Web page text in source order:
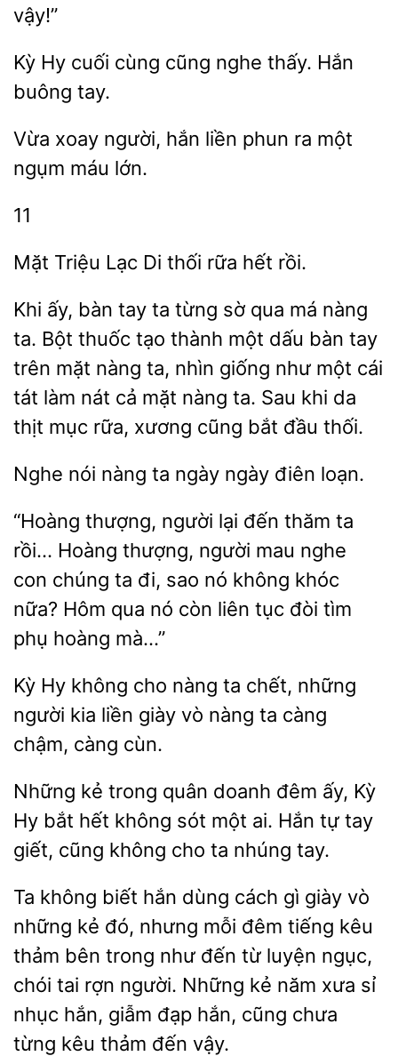
vậy!”
Kỳ cuối cùng cũng nghe thấy. Hắn
Vừa xoay
liền phun ra một
máu lớn.
11
Lạc Di thối rữa hết
Khi ấy, bàn tay ta từng
qua má nàng
ta. Bột thuốc tạo thành một dấu bàn tay
mặt nàng ta, nhìn giống như một cái
tát làm nát cả mặt nàng ta. Sau khi da
thịt mục rữa, xương cũng
đầu thối.
nói nàng ta ngày ngày
“Hoàng thượng, người lại đến thăm ta
rồi… Hoàng
người mau
con chúng ta đi, sao nó không khóc
nữa? Hôm qua nó
liên tục đòi tìm
phụ hoàng mà…”
Kỳ Hy
cho nàng ta chết,
kia liền giày vò nàng ta càng
chậm, càng cùn.
Những kẻ trong
doanh đêm ấy, Kỳ
bắt hết không sót một ai.
tự tay
giết, cũng không cho ta nhúng tay.
Ta không biết hắn dùng cách gì giày vò
kẻ đó, nhưng mỗi đêm tiếng kêu
thảm
trong như đến từ luyện ngục,
chói tai rợn
Những kẻ năm xưa sỉ
nhục hắn, giẫm đạp hắn, cũng chưa
từng kêu thảm đến vậy.